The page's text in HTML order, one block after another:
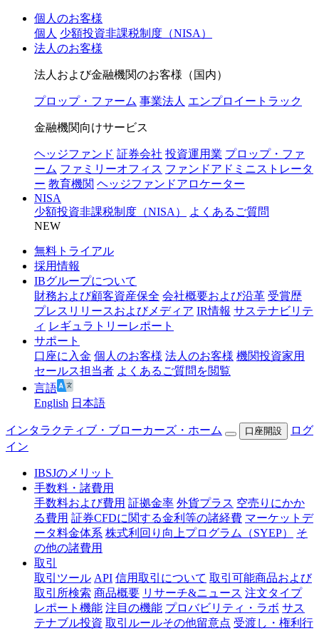
個人のお客様
個人 少額投資非課税制度（NISA）
法人のお客様
法人および金融機関のお客様（国内）
プロップ・ファーム 事業法人 エンプロイートラック
金融機関向けサービス
ヘッジファンド 証券会社 投資運用業 プロップ・ファ
ーム ファミリーオフィス ファンドアドミニストレータ
ー 教育機関 ヘッジファンドアロケーター
NISA
少額投資非課税制度（NISA）
よくあるご質問
NEW
無料トライアル
採用情報
IBグループについて
財務および顧客資産保全 会社概要および沿革 受賞歴
プレスリリースおよびメディア IR情報 サステナビリテ
ィ レギュラトリーレポート
サポート
口座に入金 個人のお客様 法人のお客様 機関投資家用
セールス担当者 よくあるご質問を閲覧
言語
English 日本語
インタラクティブ・ブローカーズ・ホーム 口座開設
ログ
イン
IBSJのメリット
手数料・諸費用
手数料および費用 証拠金率 外貨プラス 空売りにかか
る費用 証券CFDに関する金利等の諸経費 マーケットデ
ータ料金体系 株式利回り向上プログラム（SYEP）
そ
の他の諸費用
取引
取引ツール API 信用取引について 取引可能商品および
取引所検索 商品概要 リサーチ&ニュース 注文タイプ
レポート機能 注目の機能 プロバビリティ・ラボ サス
テナブル投資 取引ルールその他留意点 受渡し・権利行